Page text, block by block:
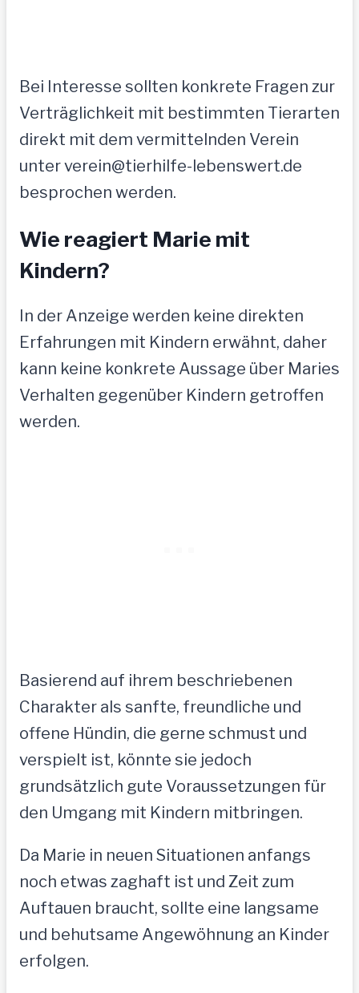
Bei Interesse sollten konkrete Fragen zur
Verträglichkeit mit bestimmten Tierarten
direkt mit dem vermittelnden Verein
unter verein@tierhilfe-lebenswert.de
besprochen werden.
Wie reagiert Marie mit
Kindern?
In der Anzeige werden keine direkten
Erfahrungen mit Kindern erwähnt, daher
kann keine konkrete Aussage über Maries
Verhalten gegenüber Kindern getroffen
werden.
Basierend auf ihrem beschriebenen
Charakter als sanfte, freundliche und
offene Hündin, die gerne schmust und
verspielt ist, könnte sie jedoch
grundsätzlich gute Voraussetzungen für
den Umgang mit Kindern mitbringen.
Da Marie in neuen Situationen anfangs
noch etwas zaghaft ist und Zeit zum
Auftauen braucht, sollte eine langsame
und behutsame Angewöhnung an Kinder
erfolgen.